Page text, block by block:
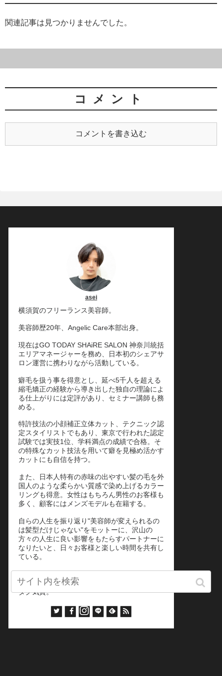
関連記事は見つかりませんでした。
コメント
コメントを書き込む
asei
横須賀のフリーランス美容師。
美容師歴20年、Angelic Care本部出身。
現在はGO TODAY SHAiRE SALON 神奈川統括
エリアマネージャーを務め、日本初のシェアサ
ロン運営に携わりながら活動している。
癖毛を扱う事を得意とし、延べ5千人を超える
縮毛矯正の経験から導き出した独自の理論によ
る仕上がりには定評があり、セミナー講師も務
める。
特許技法の小顔補正立体カット、テクニック認
定スタイリストでもあり、東京で行われた認定
試験では実技1位、学科満点の成績で合格。そ
の特殊なカット技法を用いて癖を見極め活かす
カットにも自信を持つ。
また、日本人特有の赤味の出やすい髪の毛を外
国人のような柔らかい質感で染め上げるカラー
リングも得意。女性はもちろん男性のお客様も
多く、顧客にはメンズモデルも在籍する。
自らの人生を振り返り"美容師が変えられるの
は髪型だけじゃない"をモットーに、沢山の
方々の人生に良い影響をもたらすパートナーに
なりたいと、日々お客様と楽しい時間を共有し
ている。
メ・ボディメイク。何事も好きな事は極めるオ
タク気質。